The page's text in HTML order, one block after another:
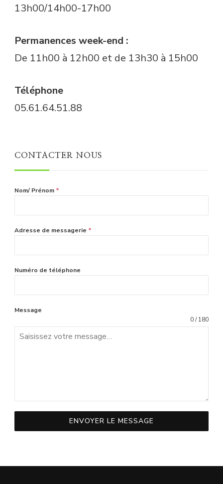
13h00/14h00-17h00
Permanences week-end :
De 11h00 à 12h00 et de 13h30 à 15h00
Téléphone
05.61.64.51.88
CONTACTER NOUS
Nom/ Prénom *
Adresse de messagerie *
Numéro de téléphone
Message
0 / 180
ENVOYER LE MESSAGE